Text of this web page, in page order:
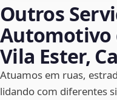
Outros
Automotivo
Vila Ester,
Atuamos em ruas,
lidando com diferentes